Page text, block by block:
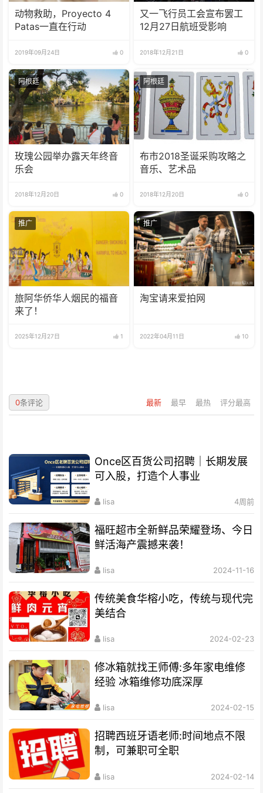
动物救助，Proyecto 4
Patas一直在行动
2019年09月24日 0
又一飞行员工会宣布罢工
12月27日航班受影响
2018年12月21日 0
阿根廷
玫瑰公园举办露天年终音
乐会
2018年12月20日 0
阿根廷
布市2018圣诞采购攻略之
音乐、艺术品
2018年12月20日 0
推广
旅阿华侨华人烟民的福音
来了！
2025年12月27日 1
推广
淘宝请来爱拍网
2022年04月11日 10
最新 最早 最热 评分最高
0条评论
Once区百货公司招聘｜长期发展
可入股，打造个人事业
lisa 4周前
福旺超市全新鲜品荣耀登场、今日
鲜活海产震撼来袭！
lisa 2024-11-16
传统美食华榕小吃，传统与现代完
美结合
lisa 2024-02-23
修冰箱就找王师傅:多年家电维修
经验 冰箱维修功底深厚
lisa 2024-02-15
招聘西班牙语老师:时间地点不限
制，可兼职可全职
lisa 2024-02-14